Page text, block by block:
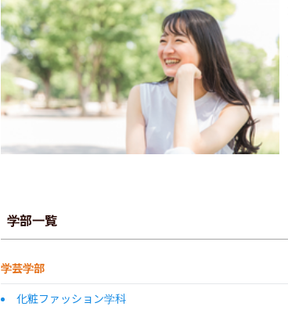
学部一覧
学芸学部
化粧ファッション学科